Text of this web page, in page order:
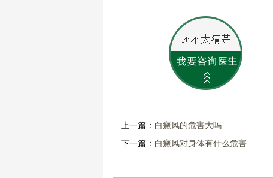
上一篇： 白癜风的危害大吗
下一篇： 白癜风对身体有什么危害